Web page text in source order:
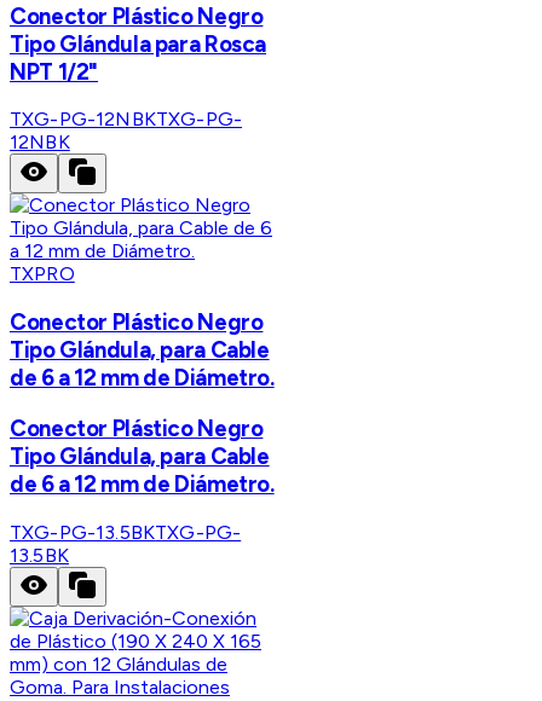
Conector Plástico Negro
Tipo Glándula para Rosca
NPT 1/2"
TXG-PG-12NBKTXG-PG-
12NBK
TXPRO
Conector Plástico Negro
Tipo Glándula, para Cable
de 6 a 12 mm de Diámetro.
Conector Plástico Negro
Tipo Glándula, para Cable
de 6 a 12 mm de Diámetro.
TXG-PG-13.5BKTXG-PG-
13.5BK